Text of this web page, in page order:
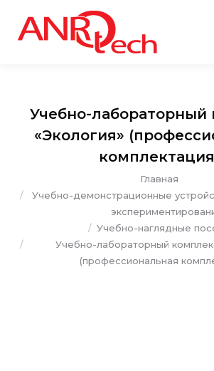
Учебно-лабораторный
«Экология»
Главная
Учебно-демонстрационные
Учебно-наглядные
Учебно-лабораторный
(профессиональная